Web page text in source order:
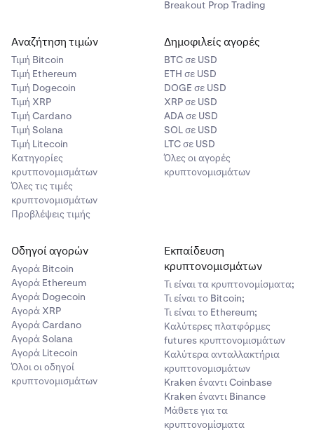
8
Ολοκληρώστε το βήμα ελέγχου ταυτότητας δύο
παραγόντων (2FA).
9
Το private key σας θα εμφανιστεί στην οθόνη.
Καταγράψτε το και αποθηκεύστε το κάπου ασφαλές.
Μπορείτε επίσης να χρησιμοποιήσετε το κουμπί Copy
για να το αντιγράψετε στο πρόχειρό σας.
πόσο καιρό θα παραμείνει ορατό το private key
(έως 24 ώρες).
10 Επιλέξτε το πλαίσιο
που επιβεβαιώνει ότι έχετε
καταγράψει το private key σας. Στη συνέχεια, κάντε
κλικ στοΚλείσιμο.
7
Ολοκληρώστε το βήμα ελέγχου ταυτότητας δύο
8
Το private key σας θα εμφανιστεί στην οθόνη.
Καταγράψτε το και αποθηκεύστε το κάπου ασφαλές.
Μπορείτε επίσης να χρησιμοποιήσετε το κουμπί Copy
για να το αντιγράψετε στο πρόχειρό σας.
Ένας χρονομετρητής αντίστροφης μέτρησης δείχνει
πόσο καιρό θα παραμείνει ορατό το private key
(έως 24 ώρες).
που επιβεβαιώνει ότι έχετε
καταγράψει το private key σας. Στη συνέχεια, κάντε
Breakout Prop Trading
Αναζήτηση τιμών
Τιμή Βitcoin
Τιμή Ethereum
Τιμή Dogecoin
Τιμή XRP
Τιμή Cardano
Τιμή Solana
Τιμή Litecoin
Κατηγορίες
κρυτπονομισμάτων
Όλες τις τιμές
κρυπτονομισμάτων
Προβλέψεις τιμής
Δημοφιλείς αγορές
BTC σε USD
ETH σε USD
DOGE σε USD
XRP σε USD
ADA σε USD
SOL σε USD
LTC σε USD
Όλες οι αγορές
κρυπτονομισμάτων
Οδηγοί αγορών
Αγορά Bitcoin
Αγορά Ethereum
Αγορά Dogecoin
Αγορά XRP
Αγορά Cardano
Αγορά Solana
Αγορά Litecoin
Όλοι οι οδηγοί
κρυπτονομισμάτων
Εκπαίδευση
κρυπτονομισμάτων
Τι είναι τα κρυπτονομίσματα;
Τι είναι το Bitcoin;
Τι είναι το Ethereum;
Καλύτερες πλατφόρμες
futures κρυπτονομισμάτων
Καλύτερα ανταλλακτήρια
κρυπτονομισμάτων
Kraken έναντι Coinbase
Kraken έναντι Binance
Μάθετε για τα
κρυπτονομίσματα